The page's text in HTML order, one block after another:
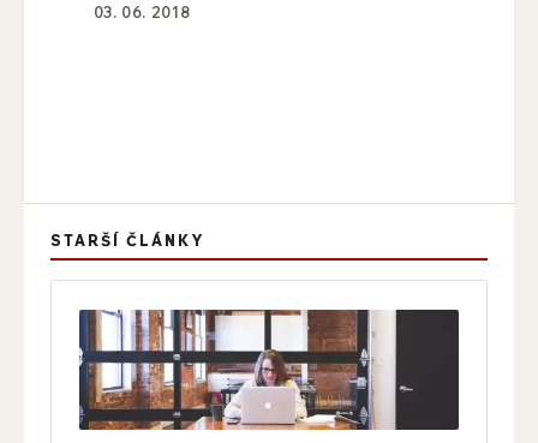
03. 06. 2018
STARŠÍ ČLÁNKY